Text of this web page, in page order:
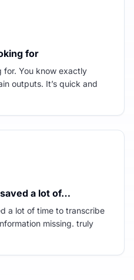
for
for. You know exactly
outputs. It’s quick and
a lot of…
a lot of time to transcribe
missing. truly